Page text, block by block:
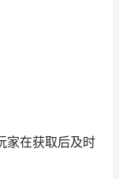
家在获取后及时